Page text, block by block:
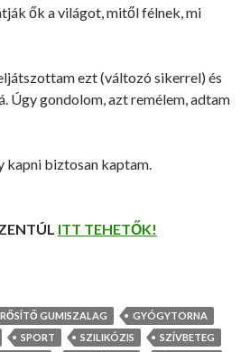
ők a világot, mitől félnek, mi
ezt (változó sikerrel) és
Úgy gondolom, azt remélem, adtam
kapni biztosan kaptam.
ITT TEHETŐK!
GUMISZALAG
GYÓGYTORNA
SPORT SZILIKÓZIS
SZÍVBETEG